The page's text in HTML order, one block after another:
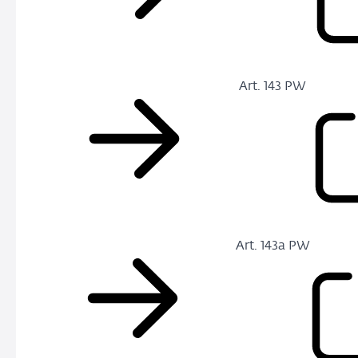
Art. 143 PW
Art. 143a PW